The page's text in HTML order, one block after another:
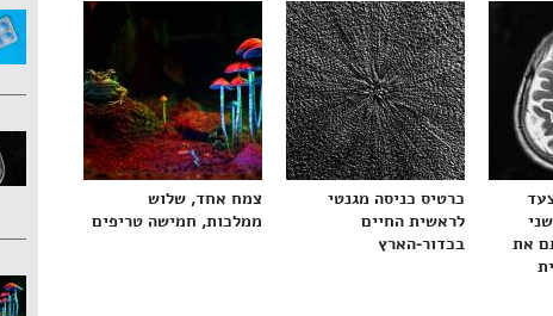
את
כרטיס כניסה מגנטי
לראשית החיים
בכדור-הארץ
צמח אחד, שלוש
ממלכות, חמישה טריפים